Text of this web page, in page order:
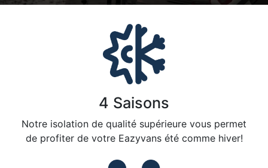
4 Saisons
Notre isolation de qualité supérieure vous permet
de profiter de votre Eazyvans été comme hiver!